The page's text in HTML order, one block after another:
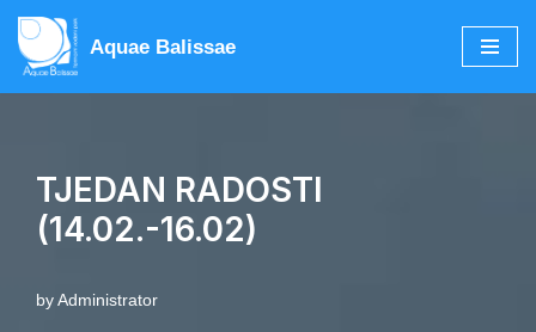
Skip
to
Aquae Balissae
TJEDAN RADOSTI
(14.02.-16.02)
byAdministrator